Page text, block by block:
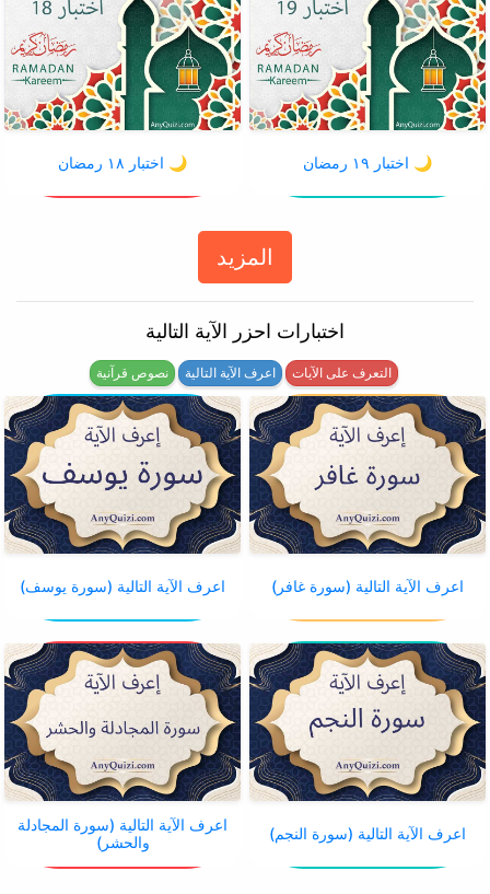
اختبار ١٨ رمضان 🌙 اختبار ١٩ رمضان 🌙
المزيد
اختبارات احزر الآية التالية
نصوص قرآنية اعرف الآية التالية التعرف على الآيات
اعرف الآية التالية (سورة يوسف) اعرف الآية التالية (سورة غافر)
اعرف الآية التالية (سورة المجادلة
والحشر)
اعرف الآية التالية (سورة النجم)